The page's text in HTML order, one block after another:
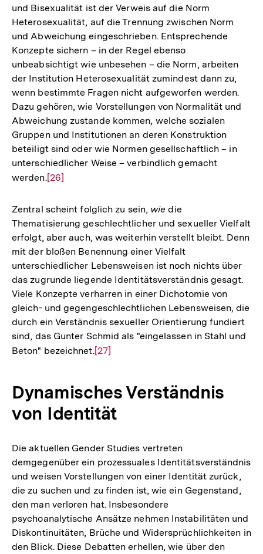
und Bisexualität ist der Verweis auf die Norm
Heterosexualität, auf die Trennung zwischen Norm
und Abweichung eingeschrieben. Entsprechende
Konzepte sichern – in der Regel ebenso
unbeabsichtigt wie unbesehen – die Norm, arbeiten
der Institution Heterosexualität zumindest dann zu,
wenn bestimmte Fragen nicht aufgeworfen werden.
Dazu gehören, wie Vorstellungen von Normalität und
Abweichung zustande kommen, welche sozialen
Gruppen und Institutionen an deren Konstruktion
beteiligt sind oder wie Normen gesellschaftlich – in
unterschiedlicher Weise – verbindlich gemacht
werden.Zur
der
Fußnote
[26]
Zentral scheint folglich zu sein, wie die
Thematisierung geschlechtlicher und sexueller Vielfalt
erfolgt, aber auch, was weiterhin verstellt bleibt. Denn
mit der bloßen Benennung einer Vielfalt
unterschiedlicher Lebensweisen ist noch nichts über
das zugrunde liegende Identitätsverständnis gesagt.
Viele Konzepte verharren in einer Dichotomie von
gleich- und gegengeschlechtlichen Lebensweisen, die
durch ein Verständnis sexueller Orientierung fundiert
sind, das Gunter Schmid als "eingelassen in Stahl und
Beton" bezeichnet.Zur
Fußnote
[27]
Dynamisches Verständnis
von Identität
Die aktuellen Gender Studies vertreten
demgegenüber ein prozessuales Identitätsverständnis
und weisen Vorstellungen von einer Identität zurück,
die zu suchen und zu finden ist, wie ein Gegenstand,
den man verloren hat. Insbesondere
psychoanalytische Ansätze nehmen Instabilitäten und
Diskontinuitäten, Brüche und Widersprüchlichkeiten in
den Blick. Diese Debatten erhellen, wie über den